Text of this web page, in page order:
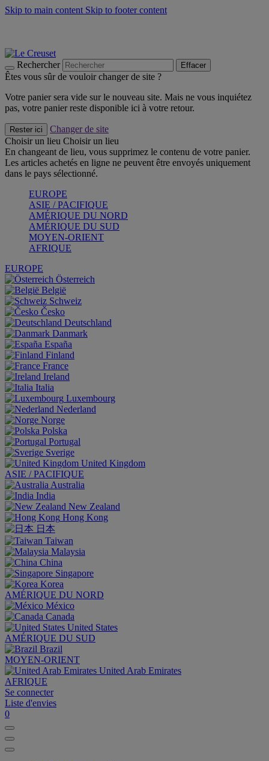
Skip to main content Skip to footer content
Rechercher Effacer
Êtes vous sûr de vouloir changer de site ?
Votre panier sera vide sur le nouveau site. Mais ne vous inquiétez
pas, votre panier reste disponible ici à votre retour.
Rester ici
Changer de site
Choisir un lieu Choisir un lieu
En changeant de lieu, vous supprimez le contenu de votre panier.
Les articles achetés en ligne ne peuvent être envoyés uniquement
dans le pays sélectionné.
EUROPE
ASIE / PACIFIQUE
AMÉRIQUE DU NORD
AMÉRIQUE DU SUD
MOYEN-ORIENT
AFRIQUE
EUROPE
Österreich
België
Schweiz
Česko
Deutschland
Danmark
España
Finland
France
Ireland
Italia
Luxembourg
Nederland
Norge
Polska
Portugal
Sverige
United Kingdom
ASIE / PACIFIQUE
Australia
India
New Zealand
Hong Kong
日本
Taiwan
Malaysia
China
Singapore
Korea
AMÉRIQUE DU NORD
México
Canada
United States
AMÉRIQUE DU SUD
Brazil
MOYEN-ORIENT
United Arab Emirates
AFRIQUE
Se connecter
Liste d'envies
0